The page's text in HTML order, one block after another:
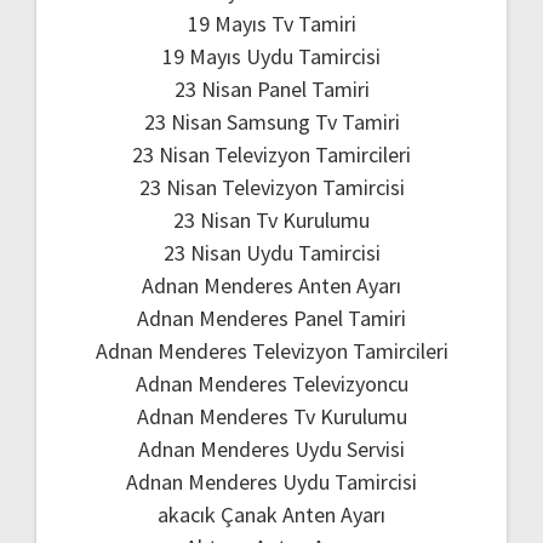
19 Mayıs Tv Tamiri
19 Mayıs Uydu Tamircisi
23 Nisan Panel Tamiri
23 Nisan Samsung Tv Tamiri
23 Nisan Televizyon Tamircileri
23 Nisan Televizyon Tamircisi
23 Nisan Tv Kurulumu
23 Nisan Uydu Tamircisi
Adnan Menderes Anten Ayarı
Adnan Menderes Panel Tamiri
Adnan Menderes Televizyon Tamircileri
Adnan Menderes Televizyoncu
Adnan Menderes Tv Kurulumu
Adnan Menderes Uydu Servisi
Adnan Menderes Uydu Tamircisi
akacık Çanak Anten Ayarı